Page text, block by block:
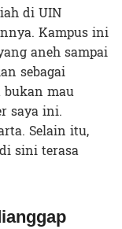
di UIN
Kampus ini
aneh sampai
sebagai
mau
saya ini.
Selain itu,
sini terasa